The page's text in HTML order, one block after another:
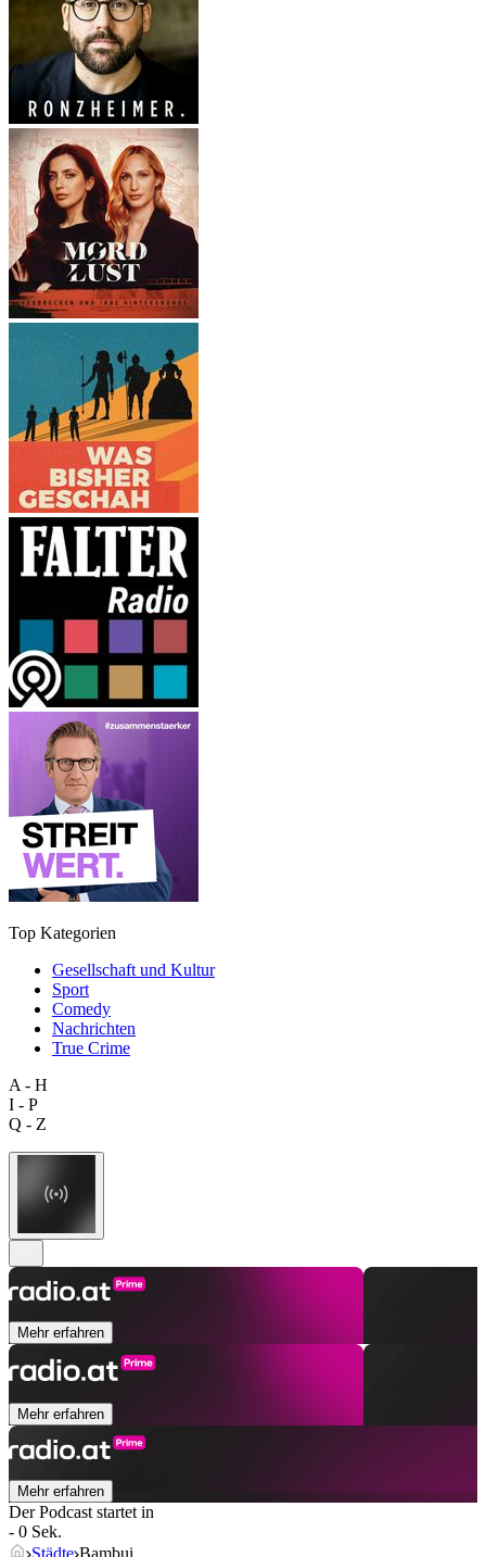
Top Kategorien
Gesellschaft und Kultur
Sport
Comedy
Nachrichten
True Crime
A - H
I - P
Q - Z
Mehr erfahren
Mehr erfahren
Mehr erfahren
Der Podcast startet in
- 0 Sek.